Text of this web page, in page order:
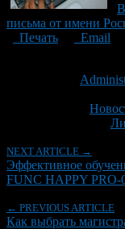
письма от имени
Печать
Email
NEXT ARTICLE →
Эффективное
FUNC HAPPY PRO-
← PREVIOUS ARTICLE
Как выбрать